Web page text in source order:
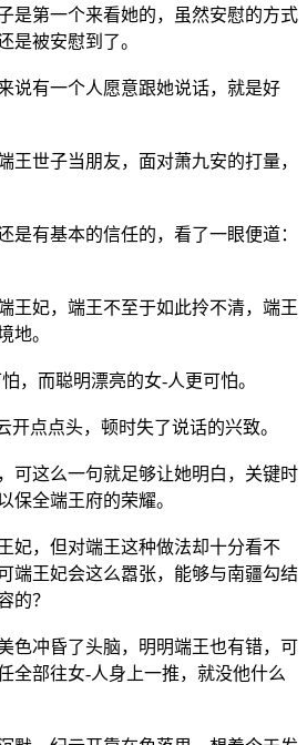
是第一个来看她的，虽然安慰的方式
是被安慰到了。
说有一个人愿意跟她说话，就是好
世子当朋友，面对萧九安的打量，
有基本的信任的，看了一眼便道：
王妃，端王不至于如此拎不清，端王
地。
，而聪明漂亮的女-人更可怕。
点点头，顿时失了说话的兴致。
可这么一句就足够让她明白，关键时
保全端王府的荣耀。
妃，但对端王这种做法却十分看不
端王妃会这么嚣张，能够与南疆勾结
的？
色冲昏了头脑，明明端王也有错，可
全部往女-人身上一推，就没他什么